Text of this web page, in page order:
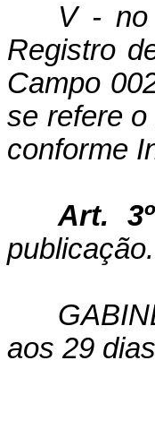
V - no
Registro
Campo
se refere
conforme
Art.
publicação.
aos 29